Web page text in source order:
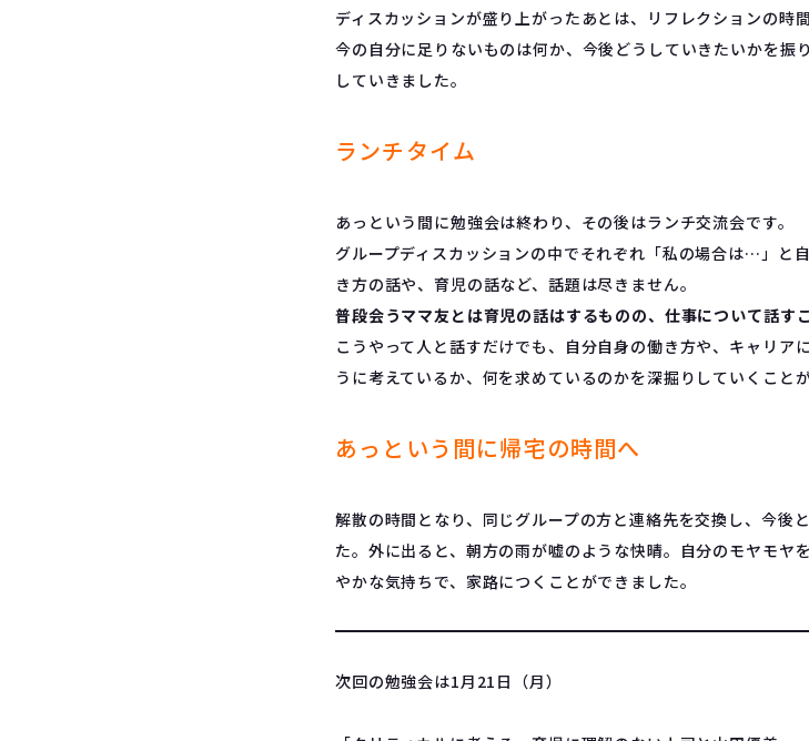
ディスカッションが盛り上がったあとは、リフレクションの時間
今の自分に足りないものは何か、今後どうしていきたいかを振
していきました。
ランチタイム
あっという間に勉強会は終わり、その後はランチ交流会です。
グループディスカッションの中でそれぞれ「私の場合は…」と
き方の話や、育児の話など、話題は尽きません。
普段会うママ友とは育児の話はするものの、仕事について話す
こうやって人と話すだけでも、自分自身の働き方や、キャリア
うに考えているか、何を求めているのかを深掘りしていくことが
あっという間に帰宅の時間へ
解散の時間となり、同じグループの方と連絡先を交換し、今後
た。外に出ると、朝方の雨が嘘のような快晴。自分のモヤモヤ
やかな気持ちで、家路につくことができました。
次回の勉強会は1月21日（月）